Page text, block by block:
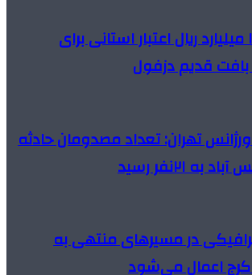
تخصیص ۱۵۰۰ میلیارد ریال اعتبار استانی برای
قدیم دزفول
تهران: تعداد مصدومان حادثه
۲۱نفر رسید
در مسیرهای منتهی به
کرج اعمال می‌شود